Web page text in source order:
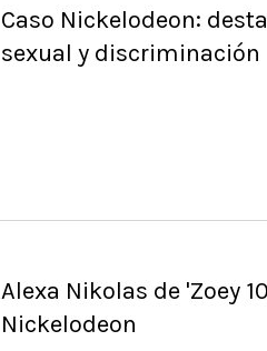
Caso Nickelodeon:
sexual y discriminación
Alexa Nikolas de 'Zoey
Nickelodeon